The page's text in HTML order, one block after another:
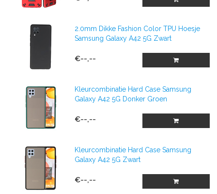
2.0mm Dikke Fashion Color TPU Hoesje
Samsung Galaxy A42 5G Zwart
€--,--
Kleurcombinatie Hard Case Samsung
Galaxy A42 5G Donker Groen
€--,--
Kleurcombinatie Hard Case Samsung
Galaxy A42 5G Zwart
€--,--